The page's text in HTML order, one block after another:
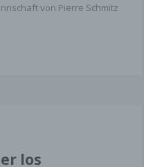
von Pierre Schmitz
los